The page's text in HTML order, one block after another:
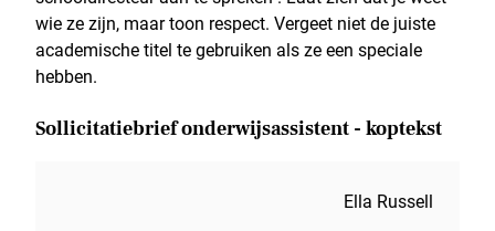
wie ze zijn, maar toon respect. Vergeet niet de juiste
academische titel te gebruiken als ze een speciale
hebben.
Sollicitatiebrief onderwijsassistent - koptekst
Ella Russell